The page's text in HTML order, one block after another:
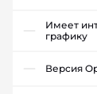
Имеет
графику
Версия